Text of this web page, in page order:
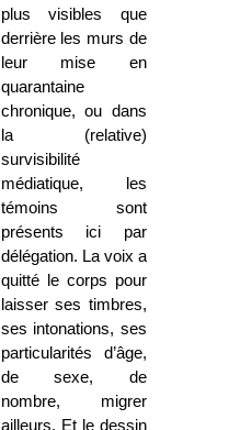
plus visibles que
derrière les murs de
leur mise en
quarantaine
chronique, ou dans
la (relative)
survisibilité
médiatique, les
témoins sont
présents ici par
délégation. La voix a
quitté le corps pour
laisser ses timbres,
ses intonations, ses
particularités d’âge,
de sexe, de
nombre, migrer
ailleurs. Et le dessin